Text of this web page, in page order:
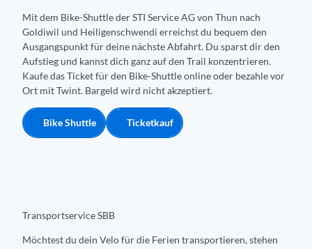
Mit dem Bike-Shuttle der STI Service AG von Thun nach
Goldiwil und Heiligenschwendi erreichst du bequem den
Ausgangspunkt für deine nächste Abfahrt. Du sparst dir den
Aufstieg und kannst dich ganz auf den Trail konzentrieren.
Kaufe das Ticket für den Bike-Shuttle online oder bezahle vor
Ort mit Twint. Bargeld wird nicht akzeptiert.
Bike Shuttle Ticketkauf
Transportservice SBB
Möchtest du dein Velo für die Ferien transportieren, stehen